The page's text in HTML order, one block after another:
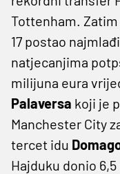
Tottenham. Zatim
17 postao
natjecanjima
milijuna eura
Palaversa koji je
Manchester City
tercet idu
Hajduku donio